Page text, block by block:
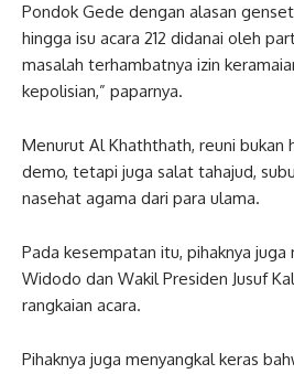
Pondok Gede dengan alasan
hingga isu acara 212 didanai oleh
masalah terhambatnya izin
kepolisian,” paparnya.
Menurut Al Khaththath, reuni bukan
demo, tetapi juga salat tahajud,
nasehat agama dari para ulama.
Pada kesempatan itu, pihaknya juga
Widodo dan Wakil Presiden Jusuf
rangkaian acara.
Pihaknya juga menyangkal keras